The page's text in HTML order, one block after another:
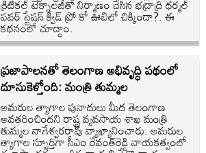
క్రిటికల్ టెక్నాలజీతో నిర్మాణం చేసిన భద్రాద్రి థర్మల్
పవర్ స్టేషన్ క్విడ్ ప్రో కో ఊబిలో చిక్కిందా?. ఈ
కథనంలో చూద్దాం.
ప్రజాపాలనతో తెలంగాణ అభివృద్ధి పథంలో
దూసుకెళ్తోంది: మంత్రి తుమ్మల
అమరుల త్యాగాల పునాదులు మీద తెలంగాణ
అవతరించిందని రాష్ట్ర వ్యవసాయ శాఖ మంత్రి
తుమ్మల నాగేశ్వరరావు వ్యాఖ్యానించారు. అమరుల
త్యాగాల స్పూర్తిగా సీఎం రేవంత్‌రెడ్డి నాయకత్వంలో